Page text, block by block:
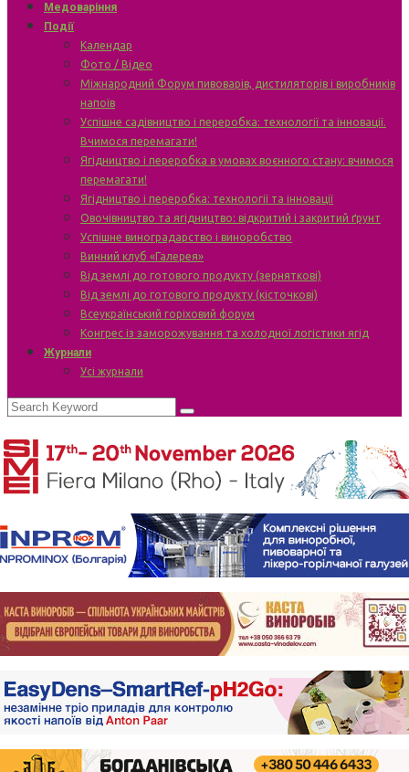
Медоваріння
Події
Календар
Фото / Відео
Міжнародний Форум пивоварів, дистиляторів і виробників
напоїв
Успішне садівництво і переробка: технології та інновації.
Вчимося перемагати!
Ягідництво і переробка в умовах воєнного стану: вчимося
перемагати!
Ягідництво і переробка: технології та інновації
Овочівництво та ягідництво: відкритий і закритий ґрунт
Успішне виноградарство і виноробство
Винний клуб «Галерея»
Від землі до готового продукту (зерняткові)
Від землі до готового продукту (кісточкові)
Всеукраїнський горіховий форум
Конгрес із заморожування та холодної логістики ягід
Журнали
Усі журнали